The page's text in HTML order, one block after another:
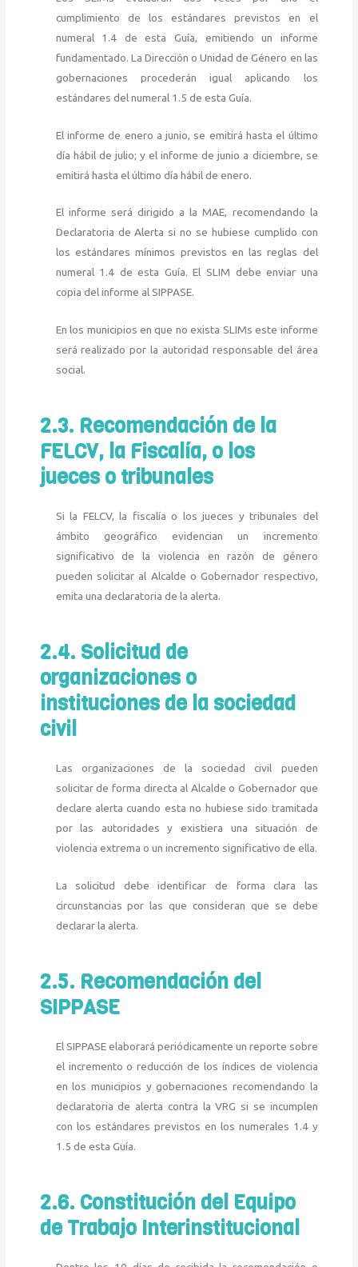
cumplimiento de los estándares previstos en el
numeral 1.4 de esta Guía, emitiendo un informe
fundamentado. La Dirección o Unidad de Género en las
gobernaciones procederán igual aplicando los
estándares del numeral 1.5 de esta Guía.
El informe de enero a junio, se emitirá hasta el último
día hábil de julio; y el informe de junio a diciembre, se
emitirá hasta el último día hábil de enero.
El informe será dirigido a la MAE, recomendando la
Declaratoria de Alerta si no se hubiese cumplido con
los estándares mínimos previstos en las reglas del
numeral 1.4 de esta Guía. El SLIM debe enviar una
copia del informe al SIPPASE.
En los municipios en que no exista SLIMs este informe
será realizado por la autoridad responsable del área
social.
2.3. Recomendación de la
FELCV, la Fiscalía, o los
jueces o tribunales
Si la FELCV, la fiscalía o los jueces y tribunales del
ámbito geográfico evidencian un incremento
significativo de la violencia en razón de género
pueden solicitar al Alcalde o Gobernador respectivo,
emita una declaratoria de la alerta.
2.4. Solicitud de
organizaciones o
instituciones de la sociedad
civil
Las organizaciones de la sociedad civil pueden
solicitar de forma directa al Alcalde o Gobernador que
declare alerta cuando esta no hubiese sido tramitada
por las autoridades y existiera una situación de
violencia extrema o un incremento significativo de ella.
La solicitud debe identificar de forma clara las
circunstancias por las que consideran que se debe
declarar la alerta.
2.5. Recomendación del
SIPPASE
El SIPPASE elaborará periódicamente un reporte sobre
el incremento o reducción de los índices de violencia
en los municipios y gobernaciones recomendando la
declaratoria de alerta contra la VRG si se incumplen
con los estándares previstos en los numerales 1.4 y
1.5 de esta Guía.
2.6. Constitución del Equipo
de Trabajo Interinstitucional